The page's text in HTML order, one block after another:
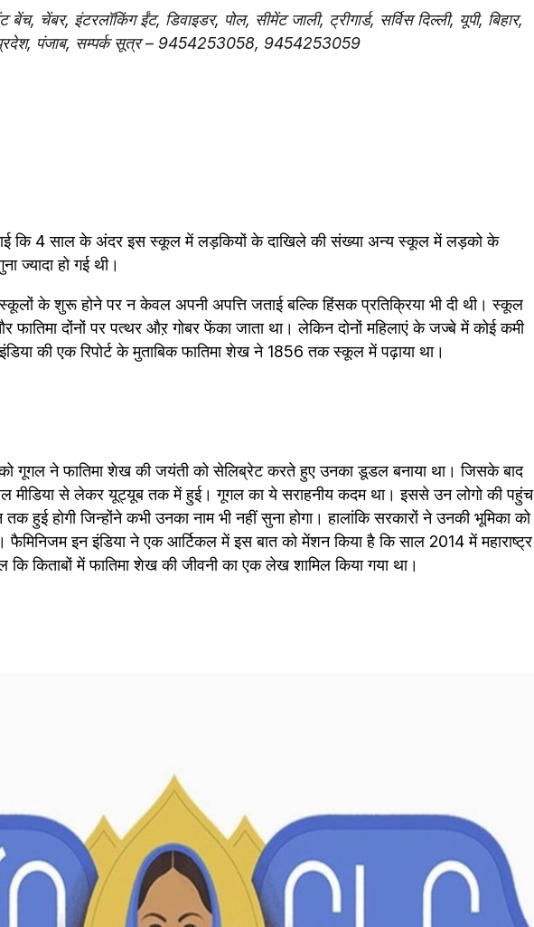
बेंच, चेंबर, इंटरलॉकिंग ईंट, डिवाइडर, पोल, सीमेंट जाली, ट्रीगार्ड, सर्विस दिल्ली, यूपी, बिहार,
पंजाब, सम्पर्क सूत्र – 9454253058, 9454253059
कि 4 साल के अंदर इस स्कूल में लड़कियों के दाखिले की संख्या अन्य स्कूल में लड़को के
ज्यादा हो गई थी।
के शुरू होने पर न केवल अपनी अपत्ति जताई बल्कि हिंसक प्रतिक्रिया भी दी थी। स्कूल
फातिमा दोंनों पर पत्थर औऱ गोबर फेंका जाता था। लेकिन दोनों महिलाएं के जज्बे में कोई कमी
की एक रिपोर्ट के मुताबिक फातिमा शेख ने 1856 तक स्कूल में पढ़ाया था।
गूगल ने फातिमा शेख की जयंती को सेलिब्रेट करते हुए उनका डूडल बनाया था। जिसके बाद
मीडिया से लेकर यूट्यूब तक में हुई। गूगल का ये सराहनीय कदम था। इससे उन लोगो की पहुंच
हुई होगी जिन्होंने कभी उनका नाम भी नहीं सुना होगा। हालांकि सरकारों ने उनकी भूमिका को
फैमिनिजम इन इंडिया ने एक आर्टिकल में इस बात को मेंशन किया है कि साल 2014 में महाराष्ट्र
कि किताबों में फातिमा शेख की जीवनी का एक लेख शामिल किया गया था।